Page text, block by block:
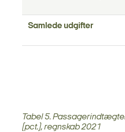
Samlede udgifter
Tabel 5.
(pct.), regnskab 2021